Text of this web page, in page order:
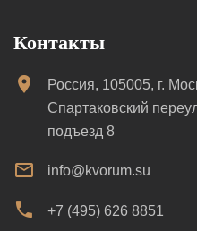
Контакты
Россия, 105005, г.
Спартаковский
подъезд 8
info@kvorum.su
+7 (495) 626 8851